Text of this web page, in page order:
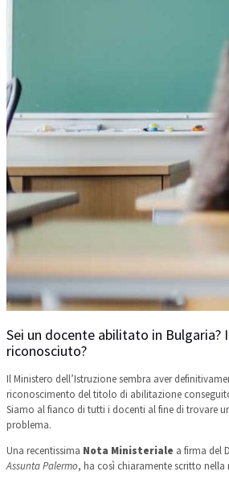
Sei un docente abilitato in
riconosciuto?
Il Ministero dell’Istruzione sembra aver
riconoscimento del titolo di abilitazione
Siamo al fianco di tutti i docenti al fine di trovare
problema.
Una recentissima Nota Ministeriale a firma del
Assunta Palermo, ha così chiaramente scritto nella